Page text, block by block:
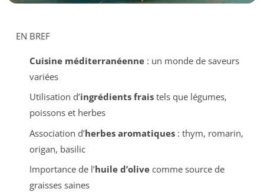
EN BREF
Cuisine méditerranéenne: un monde de saveurs
variées
Utilisation d’ingrédients fraistels que légumes,
poissons et herbes
Association d’herbes aromatiques: thym, romarin,
origan, basilic
Importance de l’huile d’olivecomme source de
graisses saines